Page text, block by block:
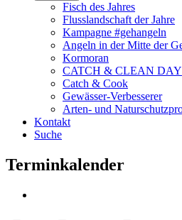
Fisch des Jahres
Flusslandschaft der Jahre
Kampagne #gehangeln
Angeln in der Mitte der
Kormoran
CATCH & CLEAN DAY
Catch & Cook
Gewässer-Verbesserer
Arten- und
Kontakt
Suche
Terminkalender